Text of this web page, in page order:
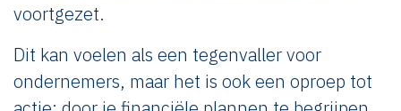
voortgezet.
Dit kan voelen als een tegenvaller voor
ondernemers, maar het is ook een oproep tot